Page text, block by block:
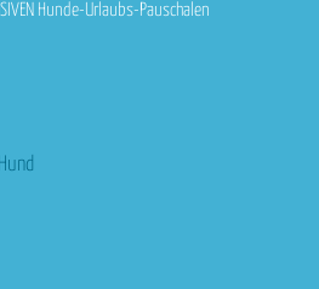
Hunde-Urlaubs-Pauschalen